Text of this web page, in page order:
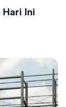
Hari Ini